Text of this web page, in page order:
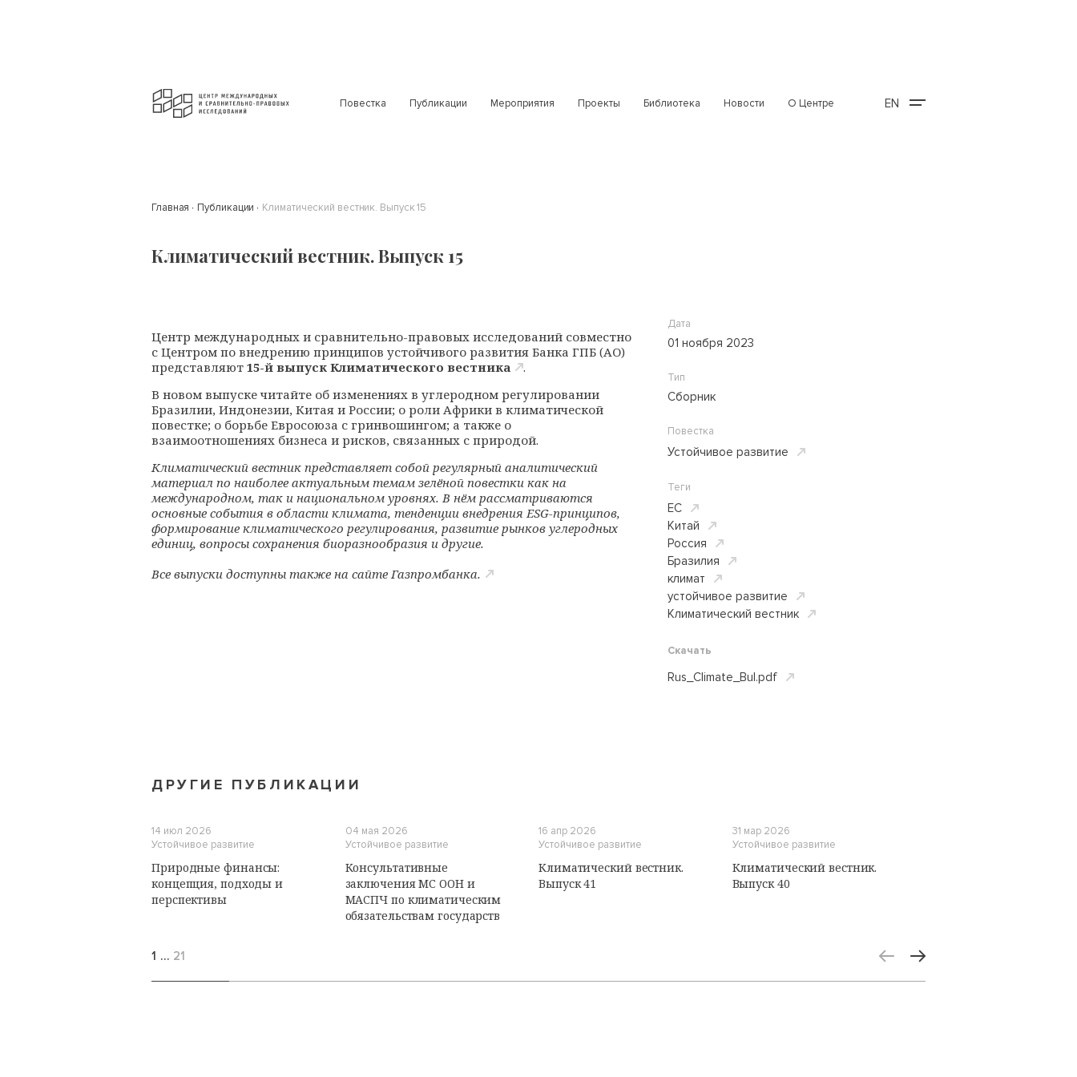
Повестка Публикации Мероприятия Проекты Библиотека Новости О Центре EN
Главная Публикации Климатический вестник. Выпуск 15
Климатический вестник. Выпуск 15
Центр международных и сравнительно-правовых исследований совместно
с Центром по внедрению принципов устойчивого развития Банка ГПБ (АО)
представляют 15-й выпуск Климатического вестника
.
В новом выпуске читайте об изменениях в углеродном регулировании
Бразилии, Индонезии, Китая и России; о роли Африки в климатической
повестке; о борьбе Евросоюза с гринвошингом; а также о
взаимоотношениях бизнеса и рисков, связанных с природой.
Климатический вестник представляет собой регулярный аналитический
материал по наиболее актуальным темам зелёной повестки как на
международном, так и национальном уровнях. В нём рассматриваются
основные события в области климата, тенденции внедрения ESG-принципов,
формирование климатического регулирования, развитие рынков углеродных
единиц, вопросы сохранения биоразнообразия и другие.
Все выпуски доступны также на сайте Газпромбанка.
Дата
01 ноября 2023
Тип
Сборник
Повестка
Устойчивое развитие
Теги
ЕС
Китай
Россия
Бразилия
климат
устойчивое развитие
Климатический вестник
Скачать
Rus_Climate_Bul.pdf
ДРУГИЕ ПУБЛИКАЦИИ
14 июл 2026
Устойчивое развитие
Природные финансы:
концепция, подходы и
перспективы
04 мая 2026
Устойчивое развитие
Консультативные
заключения МС ООН и
МАСПЧ по климатическим
обязательствам государств
16 апр 2026
Устойчивое развитие
Климатический вестник.
Выпуск 41
31 мар 2026
Устойчивое развитие
Климатический вестник.
Выпуск 40
1 … 21